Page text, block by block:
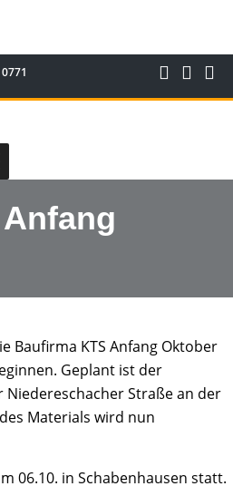
0771
Baufirma KTS Anfang Oktober
Geplant ist der
Niedereschacher Straße an der
Materials wird nun
06.10. in Schabenhausen statt.